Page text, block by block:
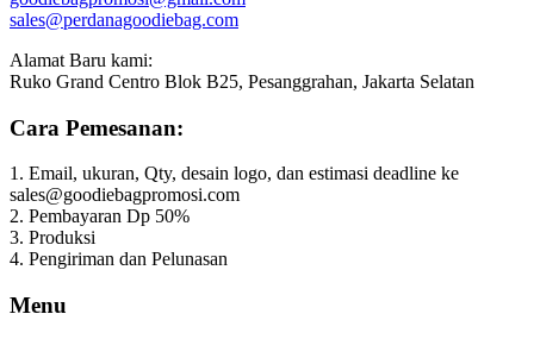
sales@perdanagoodiebag.com
Alamat Baru kami:
Ruko Grand Centro Blok B25, Pesanggrahan, Jakarta Selatan
Cara Pemesanan:
1. Email, ukuran, Qty, desain logo, dan estimasi deadline ke
sales@goodiebagpromosi.com
2. Pembayaran Dp 50%
3. Produksi
4. Pengiriman dan Pelunasan
Menu